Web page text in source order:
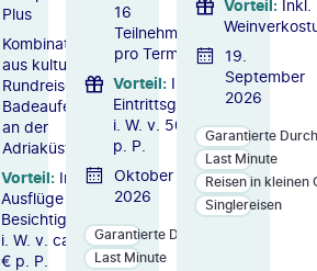
Plus
Kombination
aus kultureller
Rundreise &
Badeaufenthalt
an der
Adriaküste
Vorteil: Inkl.
Ausflüge und
Besichtigungen
i. W. v. ca. 275
€ p. P.
16
Teilnehmer
pro Termin
Vorteil: Inkl.
Eintrittsgelder
i. W. v. 50 €
p. P.
Oktober
2026
Garantierte Durchführung
Last Minute
Vorteil: Inkl.
19.
September
2026
Garantierte
Last Minute
Reisen in kleinen
Singlereisen